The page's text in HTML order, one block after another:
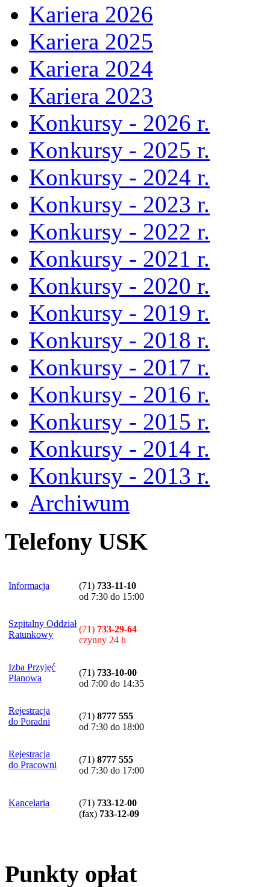
Kariera 2026
Kariera 2025
Kariera 2024
Kariera 2023
Konkursy - 2026 r.
Konkursy - 2025 r.
Konkursy - 2024 r.
Konkursy - 2023 r.
Konkursy - 2022 r.
Konkursy - 2021 r.
Konkursy - 2020 r.
Konkursy - 2019 r.
Konkursy - 2018 r.
Konkursy - 2017 r.
Konkursy - 2016 r.
Konkursy - 2015 r.
Konkursy - 2014 r.
Konkursy - 2013 r.
Archiwum
Telefony USK
Informacja (71) 733-11-10
od 7:30 do 15:00
Szpitalny Oddział
Ratunkowy
(71) 733-29-64
czynny 24 h
Izba Przyjęć
Planowa
(71) 733-10-00
od 7:00 do 14:35
Rejestracja
do Poradni
(71) 8777 555
od 7:30 do 18:00
Rejestracja
do Pracowni
(71) 8777 555
od 7:30 do 17:00
Kancelaria (71) 733-12-00
(fax) 733-12-09
Punkty opłat